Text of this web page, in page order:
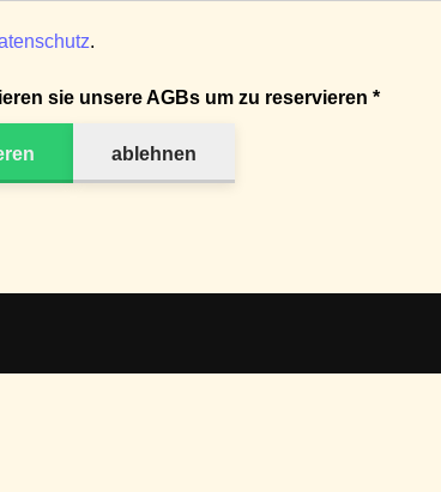
.
sie unsere AGBs um zu reservieren *
ablehnen